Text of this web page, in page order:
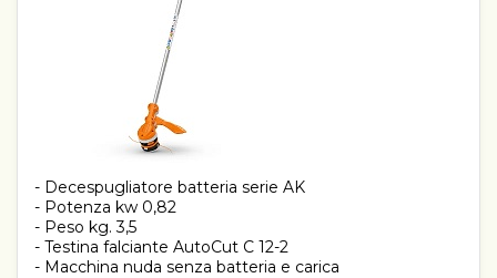
- Decespugliatore batteria serie AK
- Potenza kw 0,82
- Peso kg. 3,5
- Testina falciante AutoCut C 12-2
- Macchina nuda senza batteria e carica